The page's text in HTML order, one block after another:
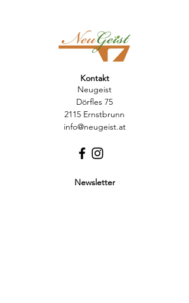
Kontakt
Neugeist
Dörfles 75
2115 Ernstbrunn
info@neugeist.at
Newsletter